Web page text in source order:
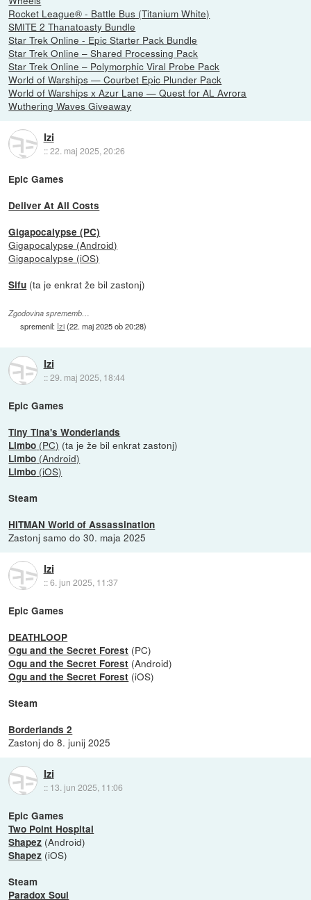
Rocket League® - Battle Bus (Titanium White)
SMITE 2 Thanatoasty Bundle
Star Trek Online - Epic Starter Pack Bundle
Star Trek Online – Shared Processing Pack
Star Trek Online – Polymorphic Viral Probe Pack
World of Warships — Courbet Epic Plunder Pack
World of Warships x Azur Lane — Quest for AL Avrora
Wuthering Waves Giveaway
Izi
::22. maj 2025, 20:26
Epic Games
Deliver At All Costs
Gigapocalypse (PC)
Gigapocalypse (Android)
Gigapocalypse (iOS)
Sifu (ta je enkrat že bil zastonj)
Zgodovina sprememb…
spremenil: Izi(22. maj 2025 ob 20:28)
Izi
::29. maj 2025, 18:44
Epic Games
Tiny Tina's Wonderlands
Limbo (PC) (ta je že bil enkrat zastonj)
Limbo (Android)
Limbo (iOS)
Steam
HITMAN World of Assassination
Zastonj samo do 30. maja 2025
Izi
::6. jun 2025, 11:37
Epic Games
DEATHLOOP
Ogu and the Secret Forest (PC)
Ogu and the Secret Forest (Android)
Ogu and the Secret Forest (iOS)
Steam
Borderlands 2
Zastonj do 8. junij 2025
Izi
:: 13. jun 2025, 11:06
Epic Games
Two Point Hospital
Shapez (Android)
Shapez (iOS)
Steam
Paradox Soul